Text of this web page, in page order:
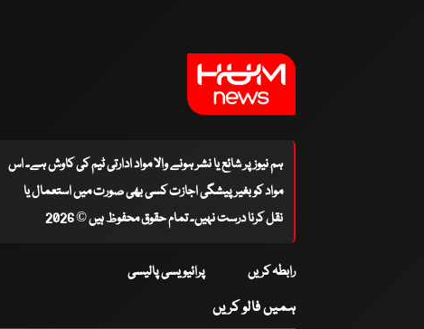
ہم نیوز پر شائع یا نشر ہونے والا مواد ادارتی ٹیم کی کاوش ہے۔ اس
مواد کو بغیر پیشگی اجازت کسی بھی صورت میں استعمال یا
نقل کرنا درست نہیں۔ تمام حقوق محفوظ ہیں © 2026
رابطہ کریں پرائیویسی پالیسی
ہمیں فالو کریں